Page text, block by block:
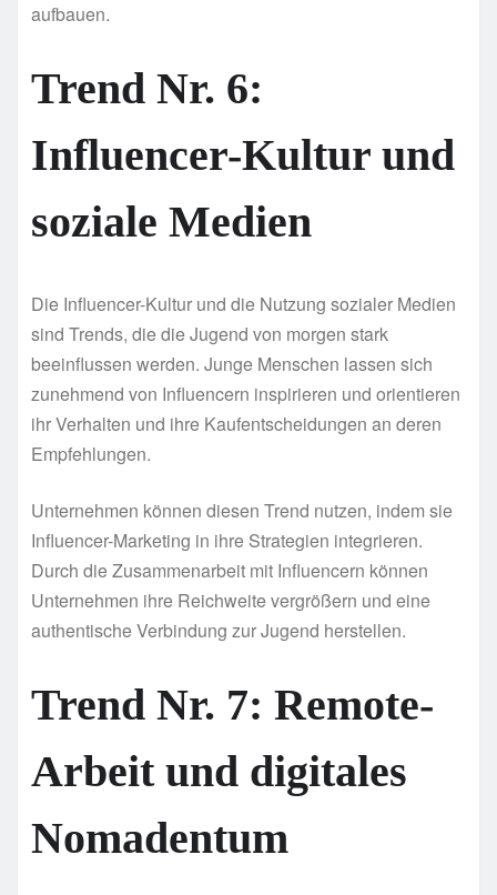
aufbauen.
Trend Nr. 6:
Influencer-Kultur und
soziale Medien
Die Influencer-Kultur und die Nutzung sozialer Medien
sind Trends, die die Jugend von morgen stark
beeinflussen werden. Junge Menschen lassen sich
zunehmend von Influencern inspirieren und orientieren
ihr Verhalten und ihre Kaufentscheidungen an deren
Empfehlungen.
Unternehmen können diesen Trend nutzen, indem sie
Influencer-Marketing in ihre Strategien integrieren.
Durch die Zusammenarbeit mit Influencern können
Unternehmen ihre Reichweite vergrößern und eine
authentische Verbindung zur Jugend herstellen.
Trend Nr. 7: Remote-
Arbeit und digitales
Nomadentum